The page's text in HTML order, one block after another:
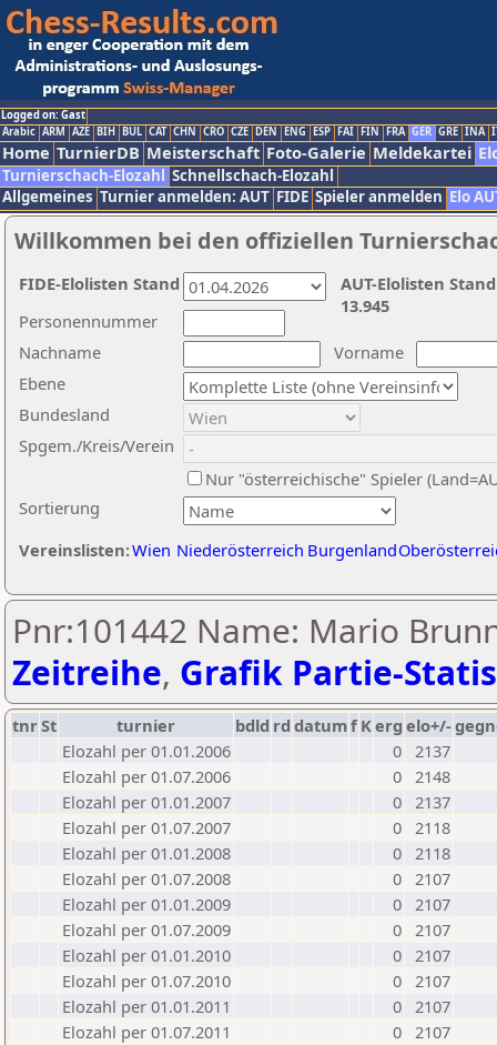
Logged on: Gast
Arabic ARM AZE BIH BUL CAT CHN CRO CZE DEN ENG ESP FAI FIN FRA GER GRE INA
Home TurnierDB Meisterschaft Foto-Galerie Meldekartei
Turnierschach-Elozahl Schnellschach-Elozahl
Allgemeines Turnier anmelden: AUT FIDE Spieler anmelden Elo
Willkommen bei den offiziellen
Nachname
Vorname
Ebene
Sortierung
Personennummer
Bundesland
Spgem./Kreis/Verein
Nur "österreichische" Spieler
Vereinslisten:Wien Niederösterreich Burgenland
AUT-Elolisten
13.945
FIDE-Elolisten Stand
Pnr:101442 Name: Mario
Zeitreihe, Grafik Partie-
tnrSt turnier bdld rd datumf Kerg elo+/-
Elozahl per 01.01.2006
0 2137
Elozahl per 01.07.2006
0 2148
Elozahl per 01.01.2007
0 2137
Elozahl per 01.07.2007
0 2118
Elozahl per 01.01.2008
0 2118
Elozahl per 01.07.2008
0 2107
Elozahl per 01.01.2009
0 2107
Elozahl per 01.07.2009
0 2107
Elozahl per 01.01.2010
0 2107
Elozahl per 01.07.2010
0 2107
Elozahl per 01.01.2011
0 2107
Elozahl per 01.07.2011
0 2107